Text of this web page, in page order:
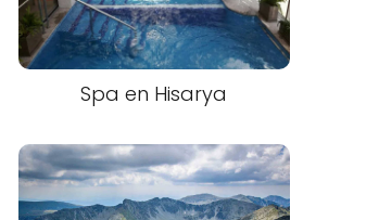
Spa en Hisarya